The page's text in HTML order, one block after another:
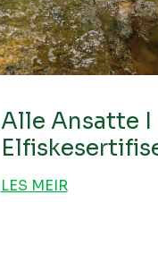
Alle Ansatte I
LES MEIR